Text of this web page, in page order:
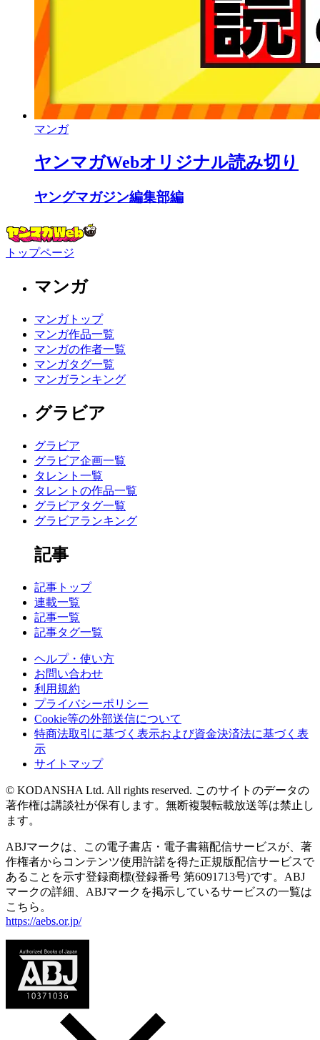
マンガ
ヤンマガWebオリジナル読み切り
ヤングマガジン編集部編
トップページ
マンガ
マンガトップ
マンガ作品一覧
マンガの作者一覧
マンガタグ一覧
マンガランキング
グラビア
グラビア
グラビア企画一覧
タレント一覧
タレントの作品一覧
グラビアタグ一覧
グラビアランキング
記事
記事トップ
連載一覧
記事一覧
記事タグ一覧
ヘルプ・使い方
お問い合わせ
利用規約
プライバシーポリシー
Cookie等の外部送信について
特商法取引に基づく表示および資金決済法に基づく表
示
サイトマップ
© KODANSHA Ltd. All rights reserved. このサイトのデータの
著作権は講談社が保有します。無断複製転載放送等は禁止し
ます。
ABJマークは、この電子書店・電子書籍配信サービスが、著
作権者からコンテンツ使用許諾を得た正規版配信サービスで
あることを示す登録商標(登録番号 第6091713号)です。ABJ
マークの詳細、ABJマークを掲示しているサービスの一覧は
こちら。
https://aebs.or.jp/